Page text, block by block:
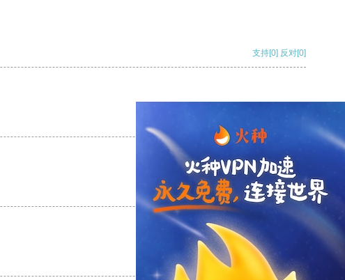
支持[0] 反对[0]
支持 [0] 反对[0]
支持[0] 反对